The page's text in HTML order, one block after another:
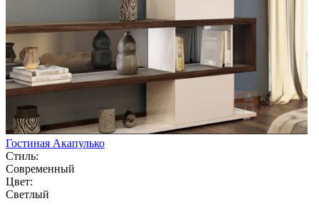
Гостиная Акапулько
Стиль:
Современный
Цвет:
Светлый